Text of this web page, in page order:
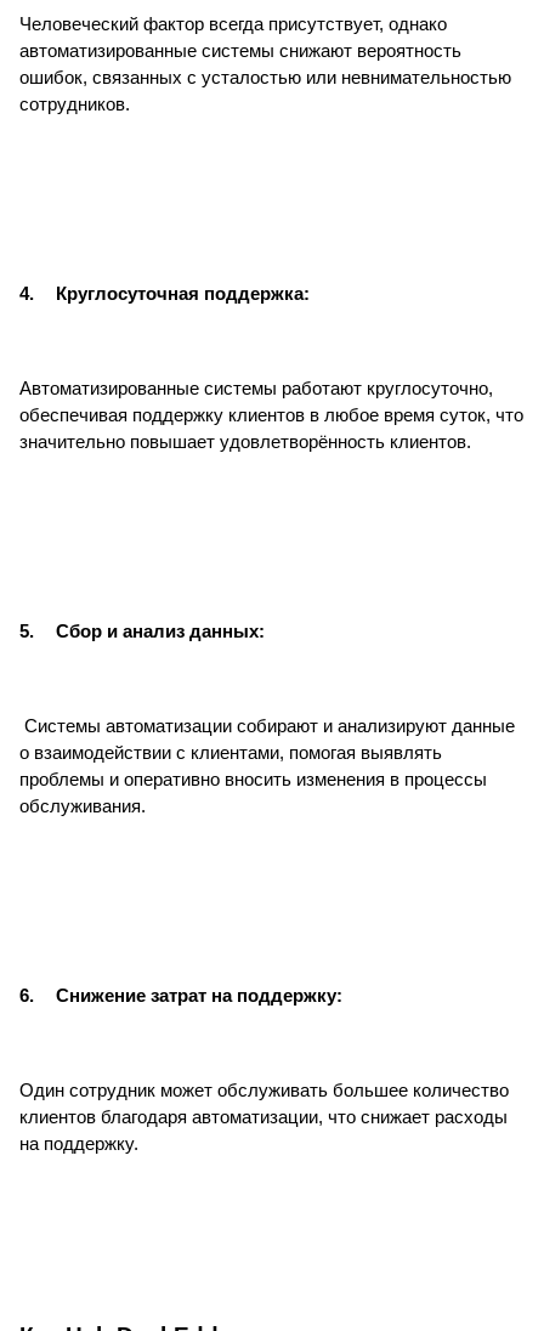
Человеческий фактор всегда присутствует, однако
автоматизированные системы снижают вероятность
ошибок, связанных с усталостью или невнимательностью
сотрудников.
4. Круглосуточная поддержка:
Автоматизированные системы работают круглосуточно,
обеспечивая поддержку клиентов в любое время суток, что
значительно повышает удовлетворённость клиентов.
5. Сбор и анализ данных:
Системы автоматизации собирают и анализируют данные
о взаимодействии с клиентами, помогая выявлять
проблемы и оперативно вносить изменения в процессы
обслуживания.
6. Снижение затрат на поддержку:
Один сотрудник может обслуживать большее количество
клиентов благодаря автоматизации, что снижает расходы
на поддержку.